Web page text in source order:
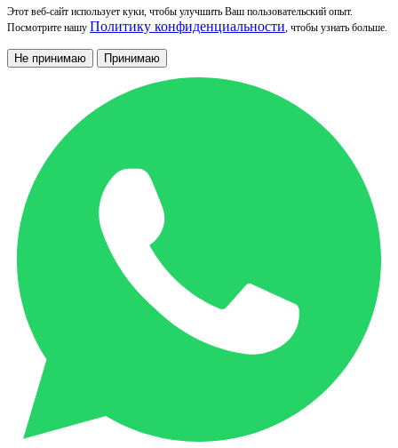
Этот веб-сайт использует куки, чтобы улучшить Ваш пользовательский опыт.
Посмотрите нашу Политику конфиденциальности, чтобы узнать больше.
Не принимаю Принимаю